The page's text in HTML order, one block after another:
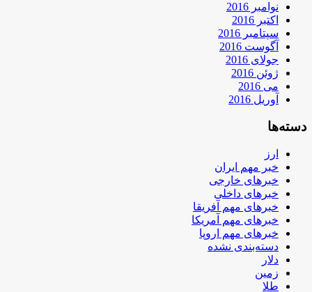
نوامبر 2016
اکتبر 2016
سپتامبر 2016
آگوست 2016
جولای 2016
ژوئن 2016
می 2016
آوریل 2016
دسته‌ها
ارز
خبر مهم ایران
خبرهای خارجی
خبرهای داخلی
خبرهای مهم آفریقا
خبرهای مهم آمریکا
خبرهای مهم اروپا
دسته‌بندی نشده
دلار
زمین
طلا